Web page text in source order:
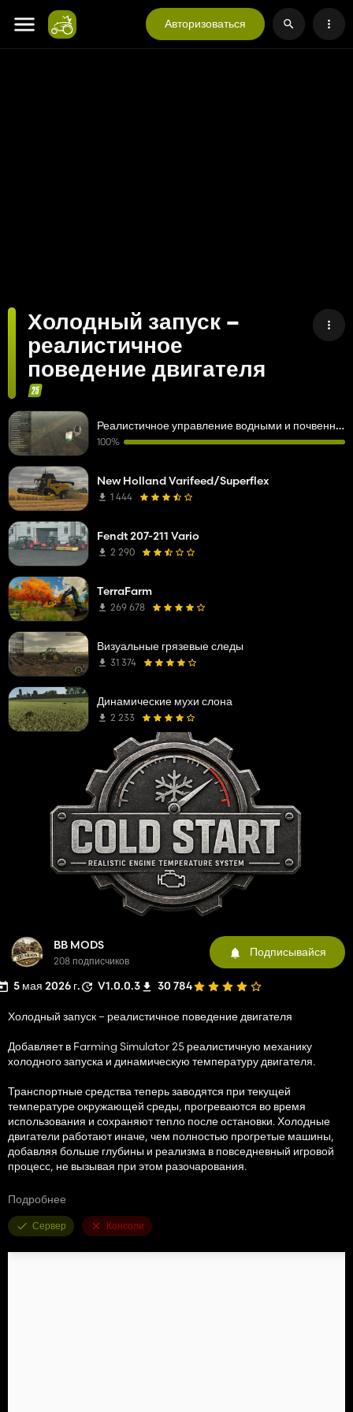
Авторизоваться
Холодный запуск –
реалистичное
поведение двигателя
BB MODS
208 подписчиков
Подписывайся
5 мая 2026 г. V1.0.0.3 30 784
Холодный запуск – реалистичное поведение двигателя
Добавляет в Farming Simulator 25 реалистичную механику
холодного запуска и динамическую температуру двигателя.
Транспортные средства теперь заводятся при текущей
температуре окружающей среды, прогреваются во время
использования и сохраняют тепло после остановки. Холодные
двигатели работают иначе, чем полностью прогретые машины,
добавляя больше глубины и реализма в повседневный игровой
процесс, не вызывая при этом разочарования.
Особенности
Запуск в зависимости от температуры окружающей среды
Динамическая система прогрева двигателя.
Подробнее
Сервер Консоли
Реалистичное управление водными и почвенными ресурсами
100%
New Holland Varifeed/Superflex
1 444
Fendt 207-211 Vario
2 290
TerraFarm
269 678
Визуальные грязевые следы
31 374
Динамические мухи слона
2 233